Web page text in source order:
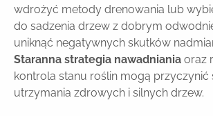
wdrożyć metody drenowania lub
do sadzenia drzew z dobrym
uniknąć negatywnych skutków
Staranna strategia nawadniania oraz
kontrola stanu roślin mogą przyczynić
utrzymania zdrowych i silnych drzew.